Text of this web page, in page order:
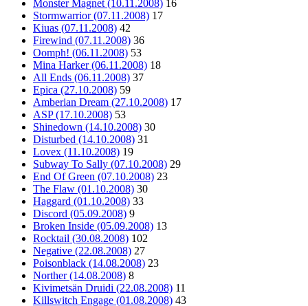
Monster Magnet (10.11.2008) 16
Stormwarrior (07.11.2008) 17
Kiuas (07.11.2008) 42
Firewind (07.11.2008) 36
Oomph! (06.11.2008) 53
Mina Harker (06.11.2008) 18
All Ends (06.11.2008) 37
Epica (27.10.2008) 59
Amberian Dream (27.10.2008) 17
ASP (17.10.2008) 53
Shinedown (14.10.2008) 30
Disturbed (14.10.2008) 31
Lovex (11.10.2008) 19
Subway To Sally (07.10.2008) 29
End Of Green (07.10.2008) 23
The Flaw (01.10.2008) 30
Haggard (01.10.2008) 33
Discord (05.09.2008) 9
Broken Inside (05.09.2008) 13
Rocktail (30.08.2008) 102
Negative (22.08.2008) 27
Poisonblack (14.08.2008) 23
Norther (14.08.2008) 8
Kivimetsän Druidi (22.08.2008) 11
Killswitch Engage (01.08.2008) 43